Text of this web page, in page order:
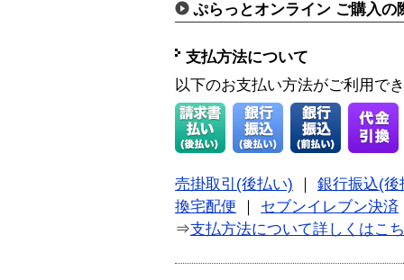
ぷらっとオンライン ご購入の
支払方法について
以下のお支払い方法がご利用で
売掛取引(後払い)
銀行振込(後
換宅配便
セブンイレブン決済
⇒支払方法について詳しくはこ